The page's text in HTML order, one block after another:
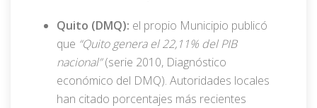
Quito (DMQ): el propio Municipio publicó
que “Quito genera el 22,11% del PIB
nacional”(serie 2010, Diagnóstico
económico del DMQ). Autoridades locales
han citado porcentajes más recientes